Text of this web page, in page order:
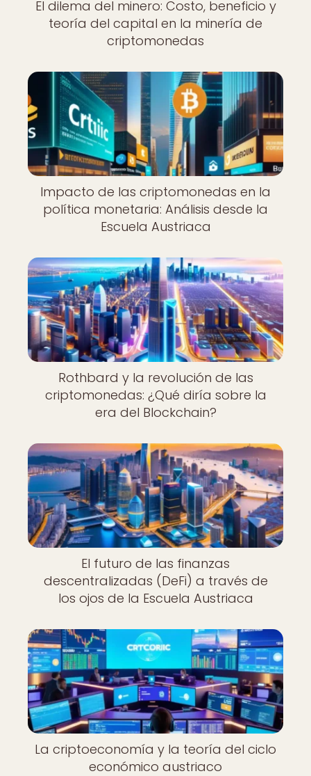
El dilema del minero: Costo, beneficio y
teoría del capital en la minería de
criptomonedas
Impacto de las criptomonedas en la
política monetaria: Análisis desde la
Escuela Austriaca
Rothbard y la revolución de las
criptomonedas: ¿Qué diría sobre la
era del Blockchain?
El futuro de las finanzas
descentralizadas (DeFi) a través de
los ojos de la Escuela Austriaca
La criptoeconomía y la teoría del ciclo
económico austriaco